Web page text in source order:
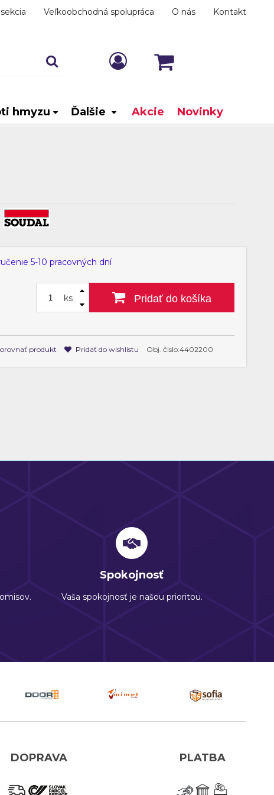
Veľkoobchodná spolupráca O nás Kontakt
hmyzu Ďalšie Akcie Novinky
5-10 pracovných dní
ks Pridať do košíka
produkt Pridať do wishlistu Obj. čislo:4402200
Spokojnosť
Vaša spokojnosť je našou prioritou.
DOPRAVA PLATBA